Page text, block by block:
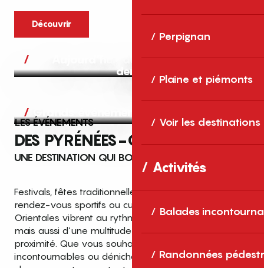
Perpignan
Plaine et piémonts
Voir les destinations
Activités
Balades
Randonnées
Découvrir
Aujourd’hui, demain et après-
demain
Grands événements
LES ÉVÉNEMENTS
DES PYRÉNÉES-ORIENTALES
UNE DESTINATION QUI BOUGE TOUTE L’ANNÉE
Festivals, fêtes traditionnelles, concerts, expositions,
rendez-vous sportifs ou culturels… les Pyrénées-
Orientales vibrent au rythme de grands temps forts
mais aussi d’une multitude d’événements de
proximité. Que vous souhaitiez vivre les
incontournables ou dénicher des sorties près de
Top des événements et sorties
en famille